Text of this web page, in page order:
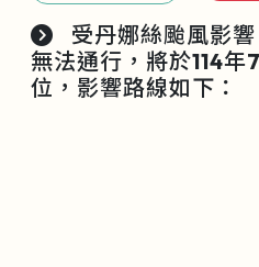
受丹娜絲颱風影
無法通行，將於114
位，影響路線如下：